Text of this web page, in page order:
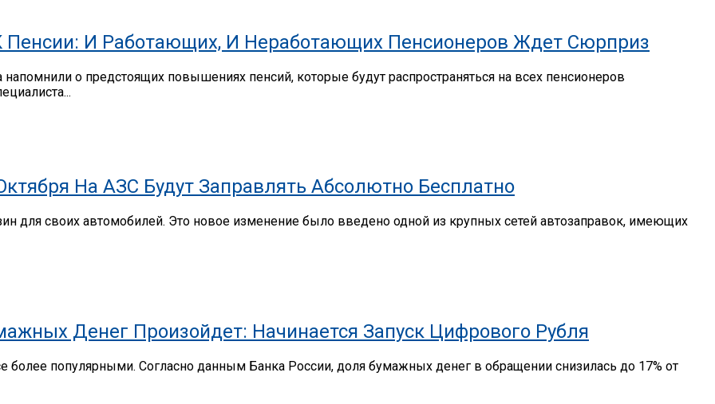
Пенсии: И Работающих, И Неработающих Пенсионеров Ждет Сюрприз
о предстоящих повышениях пенсий, которые будут распространяться на всех пенсионеров
На АЗС Будут Заправлять Абсолютно Бесплатно
для своих автомобилей. Это новое изменение было введено одной из крупных сетей автозаправок, имеющих
Денег Произойдет: Начинается Запуск Цифрового Рубля
более популярными. Согласно данным Банка России, доля бумажных денег в обращении снизилась до 17% от